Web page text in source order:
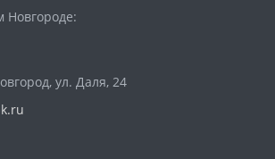
Новгороде:
ул. Даля, 24